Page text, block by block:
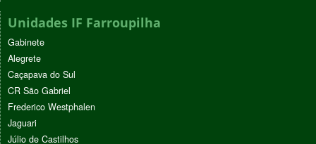
Unidades IF Farroupilha
Gabinete
Alegrete
Caçapava do Sul
CR São Gabriel
Frederico Westphalen
Jaguari
Júlio de Castilhos